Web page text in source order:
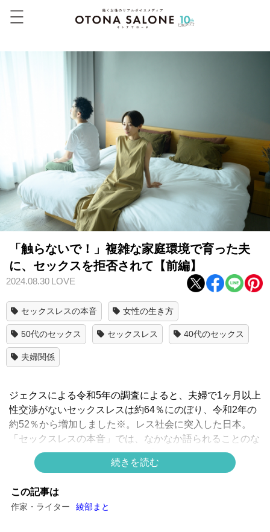
「触らないで！」複雑な家庭環境で育った夫
に、セックスを拒否されて【前編】
2024.08.30 LOVE
セックスレスの本音 女性の生き方
50代のセックス セックスレス 40代のセックス
夫婦関係
ジェクスによる令和5年の調査によると、夫婦で1ヶ月以上
性交渉がないセックスレスは約64％にのぼり、令和2年の
約52％から増加しました※。レス社会に突入した日本。
「セックスレスの本音」では、なかなか語られることのな
い、レスに悩む女性の本音にアプローチします。
今回はセックスレスを機に離婚、再婚活を経て幸せをつか
んだユイさん（仮名）に話を伺いました。
続きを読む
この記事は
作家・ライター 綾部まと